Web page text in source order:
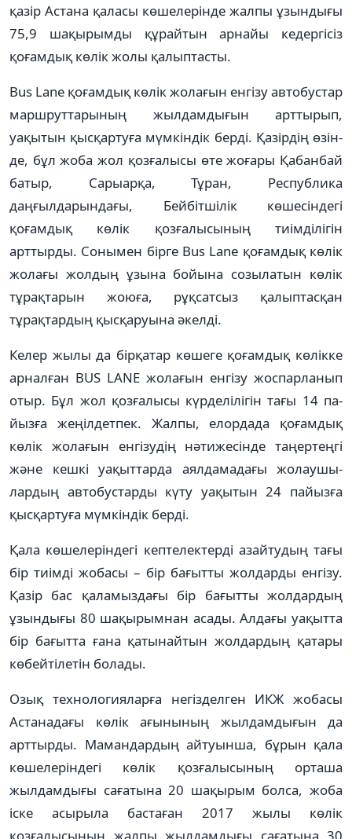
қазір Астана қаласы көшелерінде жалпы ұзындығы
75,9 шақырымды құрайтын арнайы кедергісіз
қоғамдық көлік жолы қалыптасты.
Bus Lane қоғамдық көлік жолағын енгізу автобустар
маршруттарының жыл­дам­дығын арттырып,
уақытын қыс­қартуға мүмкіндік берді. Қазірдің өзін­
де, бұл жоба жол қозғалысы өте жоға­ры Қабанбай
батыр, Сарыарқа, Тұран, Рес­публика
даңғылдарындағы, Бей­біт­­шілік көшесіндегі
қоғамдық көлік қозға­лысының тиімділігін
арттырды. Соны­мен бірге Bus Lane қоғамдық көлік
жола­ғы жолдың ұзына бойына созылатын көлік
тұрақтарын жоюға, рұқсатсыз қа­лып­тасқан
тұрақтардың қысқаруына әкелді.
Келер жылы да бірқатар көшеге қоғамдық көлікке
арналған BUS LANE жола­ғын енгізу жоспарланып
отыр. Бұл жол қозғалысы күрделілігін тағы 14 па­
йызға жеңілдетпек. Жалпы, елор­да­да қоғамдық
көлік жолағын енгі­зу­дің нәтижесінде таңертеңгі
және кешкі уақыттарда аялдамадағы жолау­шы­
лардың автобустарды күту уақытын 24 пайызға
қысқартуға мүмкіндік берді.
Қала көшелеріндегі кептелектер­ді азай­ту­дың тағы
бір тиімді жобасы – бір ба­ғытты жолдарды енгізу.
Қазір бас қа­ламыздағы бір бағытты жолдардың
ұзындығы 80 шақырымнан асады. Алдағы уақытта
бір бағытта ғана қатынайтын жолдардың қатары
көбей­тілетін болады.
Озық технологияларға негізделген ИКЖ жобасы
Астанадағы көлік ағы­нының жылдамдығын да
арттырды. Маман­дардың айтуынша, бұрын қала
көшелеріндегі көлік қозғалысының орташа
жылдамдығы сағатына 20 шақырым болса, жоба
іске асырыла бастаған 2017 жылы көлік
қозғалысының жалпы жылдамдығы сағатына 30